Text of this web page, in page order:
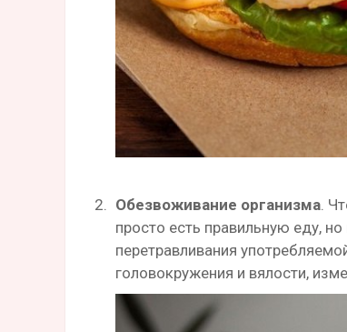
Обезвоживание организма.
просто есть правильную еду,
перетравливания
головокружения и вялости,